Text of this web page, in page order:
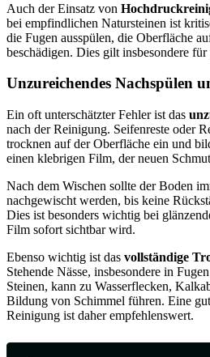
Auch der Einsatz von
bei empfindlichen Natursteinen ist
die Fugen ausspülen, die Oberfläche
beschädigen. Dies gilt insbesondere
Unzureichendes Nachspülen
Ein oft unterschätzter Fehler ist das
nach der Reinigung. Seifenreste oder
trocknen auf der Oberfläche ein und
einen klebrigen Film, der neuen
Nach dem Wischen sollte der Boden
nachgewischt werden, bis keine
Dies ist besonders wichtig bei
Film sofort sichtbar wird.
Ebenso wichtig ist das vollständige
Stehende Nässe, insbesondere in
Steinen, kann zu Wasserflecken,
Bildung von Schimmel führen. Eine
Reinigung ist daher empfehlenswert.